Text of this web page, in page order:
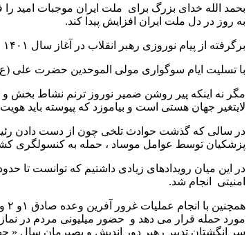
بحمد الله خدای بزرگ برای ملت ایران موجبات امید را
به روز در دل ملت ایران افزایش پیدا کند.
برگرفته از پیام نوروزی رهبر انقلاب در آغاز سال ۱۴۰۱
با تسلیت ایام سوگواری مولی الموحدین حضرت علی
مگر نه اینکه پیر روشن ضمیر نوروز ترنم نشاط بخش
لایتغیر جهان هستی است و بیاموزد که پیوسته باید
در سالی که گذشت حوادث تلخی چون از دست دادن
پزشکیان توسط عوامل موساد ، حمله به کنسولگری
امنیتی انجام شد.
مورد حمله قرار می دهد و حضور میلیونی مردم در
سر انگشتان تدبیر رهبر دور اندیش و بصیرمان سال